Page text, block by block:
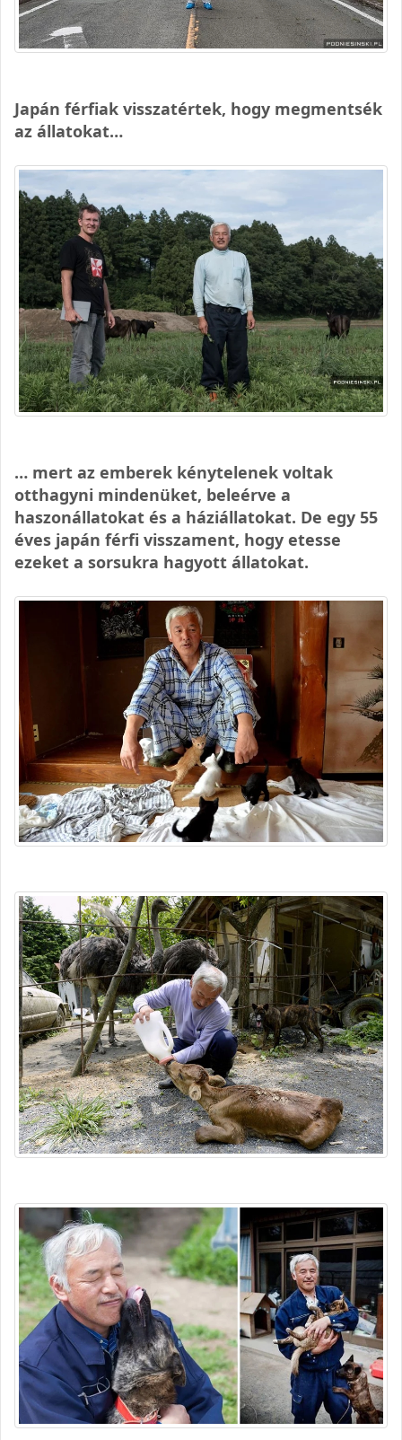
Japán férfiak visszatértek, hogy megmentsék
az állatokat…
… mert az emberek kénytelenek voltak
otthagyni mindenüket, beleérve a
haszonállatokat és a háziállatokat. De egy 55
éves japán férfi visszament, hogy etesse
ezeket a sorsukra hagyott állatokat.